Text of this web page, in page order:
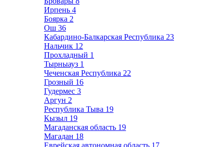
Ирпень 4
Боярка 2
Ош 36
Кабардино-Балкарская Республика 23
Нальчик 12
Прохладный 1
Тырныауз 1
Чеченская Республика 22
Грозный 16
Гудермес 3
Аргун 2
Республика Тыва 19
Кызыл 19
Магаданская область 19
Магадан 18
Еврейская автономная область 17